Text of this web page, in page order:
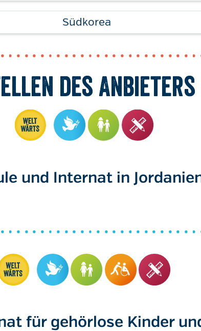
Südkorea
des Anbieters
und Internat in
für gehörlose Kinder